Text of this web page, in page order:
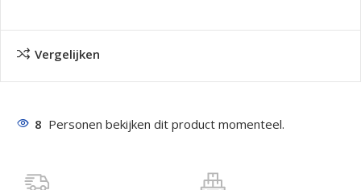
Vergelijken
8 Personen bekijken dit product momenteel.